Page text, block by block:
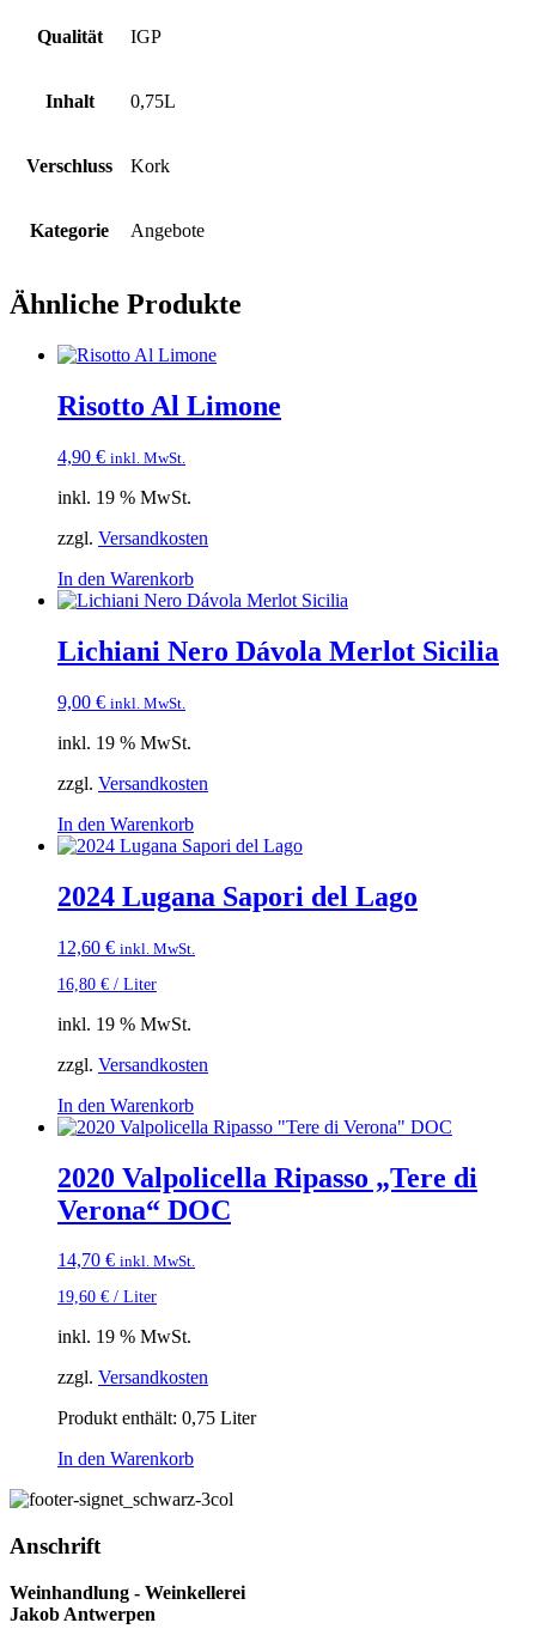
Qualität IGP
Inhalt 0,75L
Verschluss Kork
Kategorie Angebote
Ähnliche Produkte
Risotto Al Limone
4,90 € inkl. MwSt.
inkl. 19 % MwSt.
zzgl. Versandkosten
In den Warenkorb
Lichiani Nero Dávola Merlot Sicilia
9,00 € inkl. MwSt.
inkl. 19 % MwSt.
zzgl. Versandkosten
In den Warenkorb
2024 Lugana Sapori del Lago
12,60 € inkl. MwSt.
16,80 € / Liter
inkl. 19 % MwSt.
zzgl. Versandkosten
In den Warenkorb
2020 Valpolicella Ripasso „Tere di
Verona“ DOC
14,70 € inkl. MwSt.
19,60 € / Liter
inkl. 19 % MwSt.
zzgl. Versandkosten
Produkt enthält: 0,75 Liter
In den Warenkorb
Anschrift
Weinhandlung - Weinkellerei
Jakob Antwerpen